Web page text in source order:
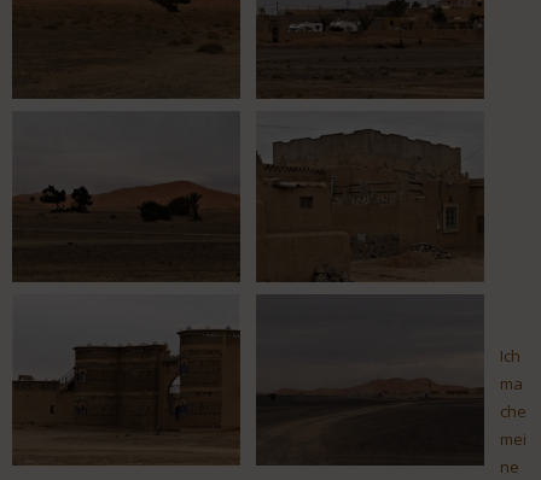
Ich
ma
che
mei
ne